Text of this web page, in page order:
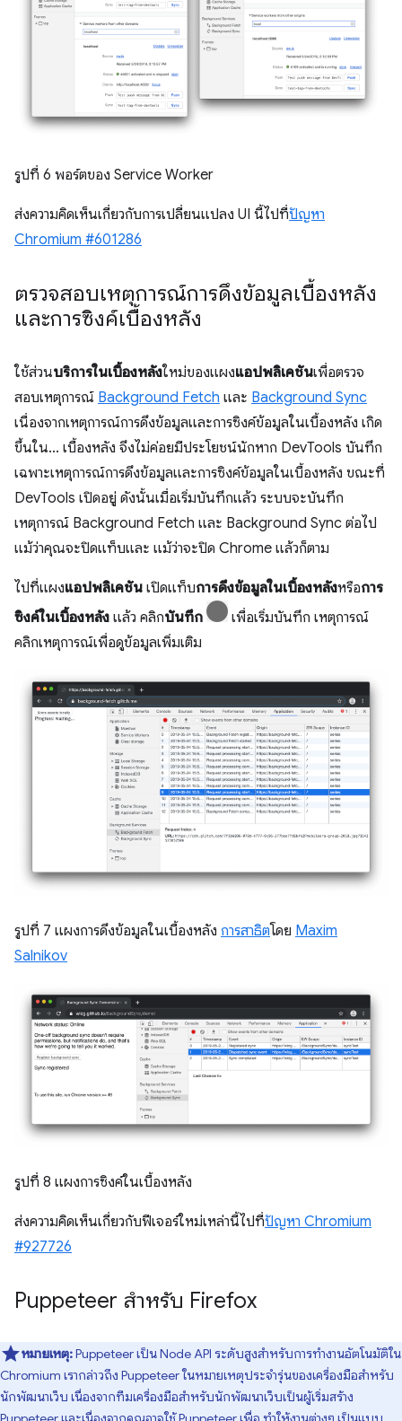
รูปที่ 6 พอร์ตของ Service Worker
ส่งความคิดเห็นเกี่ยวกับการเปลี่ยนแปลง UI นี้ไปที่ปัญหา
Chromium #601286
ตรวจสอบเหตุการณ์การดึงข้อมูลเบื้องหลัง
และการซิงค์เบื้องหลัง
ใช้ส่วนบริการในเบื้องหลังใหม่ของแผงแอปพลิเคชันเพื่อตรวจ
สอบเหตุการณ์ Background Fetch และ Background Sync
เนื่องจากเหตุการณ์การดึงข้อมูลและการซิงค์ข้อมูลในเบื้องหลัง เกิด
ขึ้นใน... เบื้องหลัง จึงไม่ค่อยมีประโยชน์นักหาก DevTools บันทึก
เฉพาะเหตุการณ์การดึงข้อมูลและการซิงค์ข้อมูลในเบื้องหลัง ขณะที่
DevTools เปิดอยู่ ดังนั้นเมื่อเริ่มบันทึกแล้ว ระบบจะบันทึก
เหตุการณ์ Background Fetch และ Background Sync ต่อไป
แม้ว่าคุณจะปิดแท็บและ แม้ว่าจะปิด Chrome แล้วก็ตาม
ไปที่แผงแอปพลิเคชัน เปิดแท็บการดึงข้อมูลในเบื้องหลังหรือการ
ซิงค์ในเบื้องหลัง แล้ว คลิกบันทึก
เพื่อเริ่มบันทึก เหตุการณ์
คลิกเหตุการณ์เพื่อดูข้อมูลเพิ่มเติม
รูปที่ 7 แผงการดึงข้อมูลในเบื้องหลัง การสาธิตโดย Maxim
Salnikov
รูปที่ 8 แผงการซิงค์ในเบื้องหลัง
ส่งความคิดเห็นเกี่ยวกับฟีเจอร์ใหม่เหล่านี้ไปที่ปัญหา Chromium
#927726
Puppeteer สำหรับ Firefox
หมายเหตุ:Puppeteer เป็น Node API ระดับสูงสำหรับการทำงานอัตโนมัติใน
Chromium เรากล่าวถึง Puppeteer ในหมายเหตุประจำรุ่นของเครื่องมือสำหรับ
นักพัฒนาเว็บ เนื่องจากทีมเครื่องมือสำหรับนักพัฒนาเว็บเป็นผู้เริ่มสร้าง